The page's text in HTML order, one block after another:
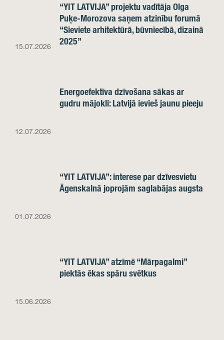
15.07.2026
“YIT LATVIJA” projektu vadītāja Olga
Puķe-Morozova saņem atzinību forumā
“Sieviete arhitektūrā, būvniecībā, dizainā
2025”
12.07.2026
Energoefektīva dzīvošana sākas ar
gudru mājokli: Latvijā ievieš jaunu pieeju
01.07.2026
“YIT LATVIJA”: interese par dzīvesvietu
Āgenskalnā joprojām saglabājas augsta
15.06.2026
“YIT LATVIJA” atzīmē “Mārpagalmi”
piektās ēkas spāru svētkus